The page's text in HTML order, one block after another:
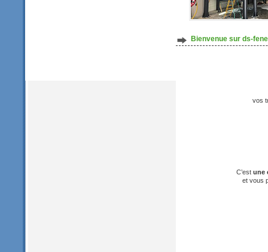
Bienvenue sur ds-
vos
C’est une
et vous